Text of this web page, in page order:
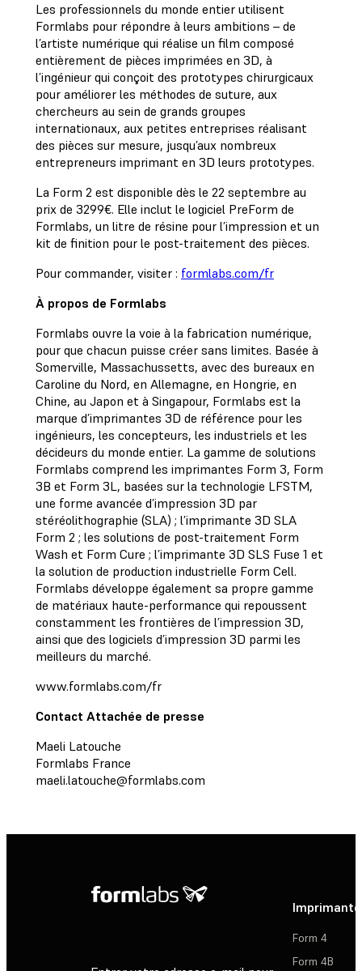
Les professionnels du monde entier utilisent
Formlabs pour répondre à leurs ambitions – de
l’artiste numérique qui réalise un film composé
entièrement de pièces imprimées en 3D, à
l’ingénieur qui conçoit des prototypes chirurgicaux
pour améliorer les méthodes de suture, aux
chercheurs au sein de grands groupes
internationaux, aux petites entreprises réalisant
des pièces sur mesure, jusqu’aux nombreux
entrepreneurs imprimant en 3D leurs prototypes.
La Form 2 est disponible dès le 22 septembre au
prix de 3299€. Elle inclut le logiciel PreForm de
Formlabs, un litre de résine pour l’impression et un
kit de finition pour le post-traitement des pièces.
Pour commander, visiter : formlabs.com/fr
À propos de Formlabs
Formlabs ouvre la voie à la fabrication numérique,
pour que chacun puisse créer sans limites. Basée à
Somerville, Massachussetts, avec des bureaux en
Caroline du Nord, en Allemagne, en Hongrie, en
Chine, au Japon et à Singapour, Formlabs est la
marque d’imprimantes 3D de référence pour les
ingénieurs, les concepteurs, les industriels et les
décideurs du monde entier. La gamme de solutions
Formlabs comprend les imprimantes Form 3, Form
3B et Form 3L, basées sur la technologie LFSTM,
une forme avancée d’impression 3D par
stéréolithographie (SLA) ; l’imprimante 3D SLA
Form 2 ; les solutions de post-traitement Form
Wash et Form Cure ; l’imprimante 3D SLS Fuse 1 et
la solution de production industrielle Form Cell.
Formlabs développe également sa propre gamme
de matériaux haute-performance qui repoussent
constamment les frontières de l’impression 3D,
ainsi que des logiciels d’impression 3D parmi les
meilleurs du marché.
www.formlabs.com/fr
Contact Attachée de presse
Maeli Latouche
Formlabs France
maeli.latouche@formlabs.com
Form 4
Form 4B